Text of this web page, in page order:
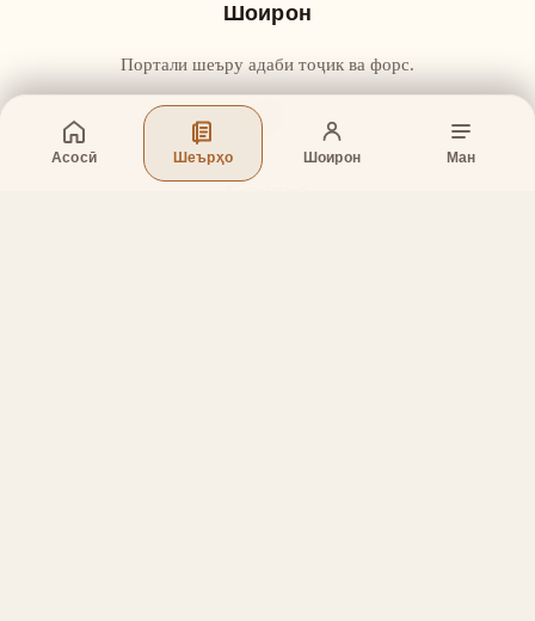
Асосӣ Шеърҳо Шоирон Ман
Шоирон
Портали шеъру адаби тоҷик ва форс.